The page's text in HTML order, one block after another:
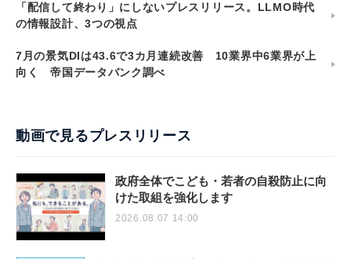
「配信して終わり」にしないプレスリリース。LLMO時代
の情報設計、3つの視点
7月の景気DIは43.6で3カ月連続改善 10業界中6業界が上
向く 帝国データバンク調べ
動画で見るプレスリリース
政府全体でこども・若者の自殺防止に向
けた取組を強化します
2026.08.07 14:00